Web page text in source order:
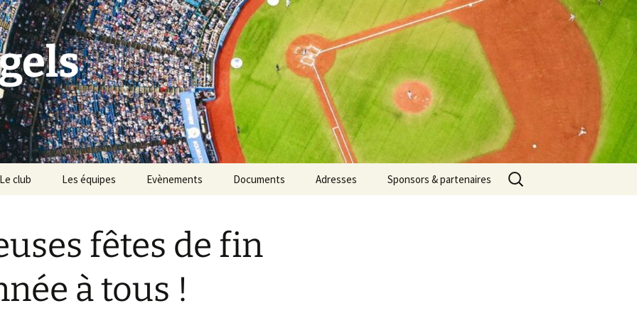
Le club
Palmarès du club
Vivons Sport
Les équipes Evènements
Namur Angels & les
Points Verts
BBQ des Angels
Documents Adresses Sponsors & partenaires
Rechercher :
fêtes de fin
à tous !